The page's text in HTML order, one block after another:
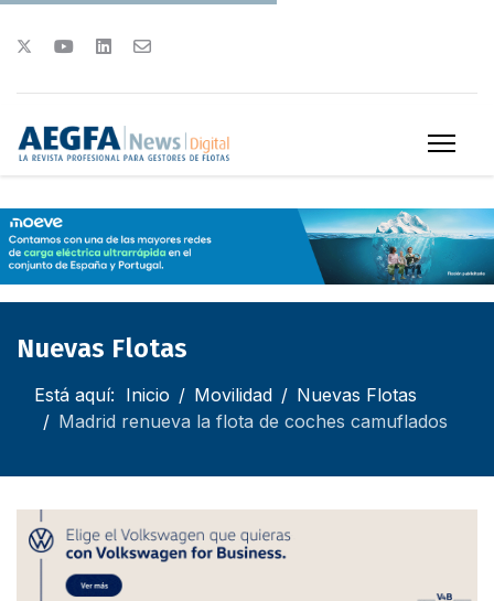
Nuevas Flotas
Está aquí: Inicio Movilidad
Nuevas Flotas
Madrid renueva la flota de coches camuflados